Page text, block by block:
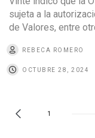
sujeta a la
de Valores, entre
REBECA ROMERO
OCTUBRE 28, 2024
1